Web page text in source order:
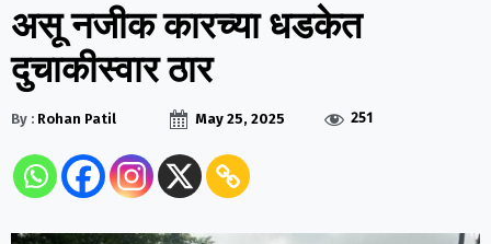
असू नजीक कारच्या धडकेत
दुचाकीस्वार ठार
By : Rohan Patil May 25, 2025 251